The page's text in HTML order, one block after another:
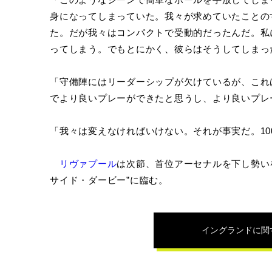
身になってしまっていた。我々が求めていたこと
た。だが我々はコンパクトで受動的だったんだ。
ってしまう。でもとにかく、彼らはそうしてしま
「守備陣にはリーダーシップが欠けているが、こ
でより良いプレーができたと思うし、より良いプ
「我々は変えなければいけない。それが事実だ。
リヴァプールは次節、首位アーセナルを下し勢
サイド・ダービー”に臨む。
イングランドに